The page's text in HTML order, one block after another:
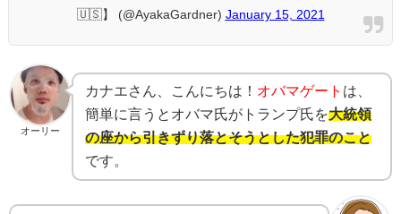
🇺🇸】 (@AyakaGardner) January 15, 2021
オーリー
カナエさん、こんにちは！ オバマゲート は、
簡単に言うとオバマ氏がトランプ氏を大統領
の座から引きずり落とそうとした犯罪のこと
です。